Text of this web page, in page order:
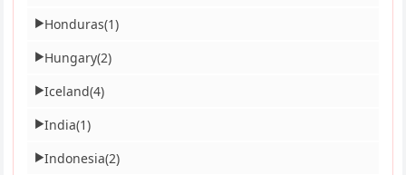
▶Honduras(1)
▶Hungary(2)
▶Iceland(4)
▶India(1)
▶Indonesia(2)